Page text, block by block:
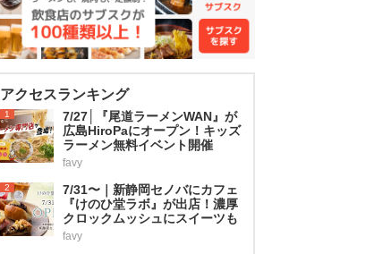
アクセスランキング
1
7/27│『尾道ラーメンWAN』が
広島HiroPaにオープン！キッズ
ラーメン無料イベント開催
favy
2
7/31〜｜新静岡セノバにカフェ
『けのひ堂ラボ』が出店！濃厚
クロックムッシュにスイーツも
favy